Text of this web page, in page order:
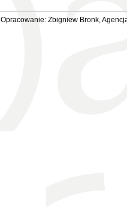
Opracowanie: Zbigniew Bronk,